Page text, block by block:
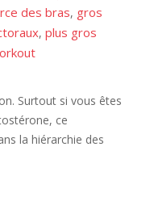
des bras, gros
,plus gros
Surtout si vous êtes
ce
la hiérarchie des